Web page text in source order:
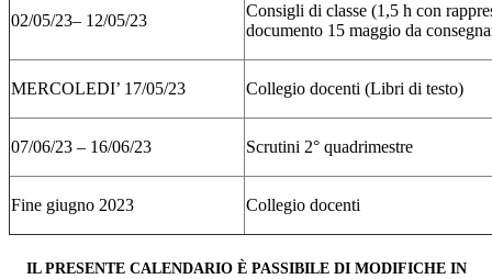
02/05/23– 12/05/23
Consigli di classe (1,5 h con
documento 15 maggio da
MERCOLEDI’ 17/05/23 Collegio docenti (Libri di testo)
07/06/23 – 16/06/23 Scrutini 2° quadrimestre
Fine giugno 2023 Collegio docenti
IL PRESENTE CALENDARIO È PASSIBILE DI MODIFICHE IN